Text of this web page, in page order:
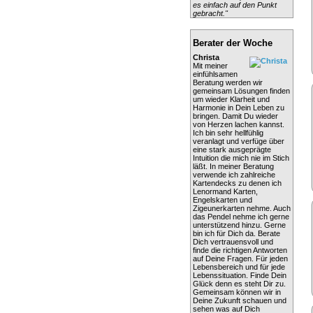
es einfach auf den Punkt
gebracht."
Berater der Woche
Christa
Mit meiner
einfühlsamen
Beratung werden wir
gemeinsam Lösungen finden
um wieder Klarheit und
Harmonie in Dein Leben zu
bringen. Damit Du wieder
von Herzen lachen kannst.
Ich bin sehr hellfühlig
veranlagt und verfüge über
eine stark ausgeprägte
Intuition die mich nie im Stich
läßt. In meiner Beratung
verwende ich zahlreiche
Kartendecks zu denen ich
Lenormand Karten,
Engelskarten und
Zigeunerkarten nehme. Auch
das Pendel nehme ich gerne
unterstützend hinzu. Gerne
bin ich für Dich da. Berate
Dich vertrauensvoll und
finde die richtigen Antworten
auf Deine Fragen. Für jeden
Lebensbereich und für jede
Lebenssituation. Finde Dein
Glück denn es steht Dir zu.
Gemeinsam können wir in
Deine Zukunft schauen und
sehen was auf Dich